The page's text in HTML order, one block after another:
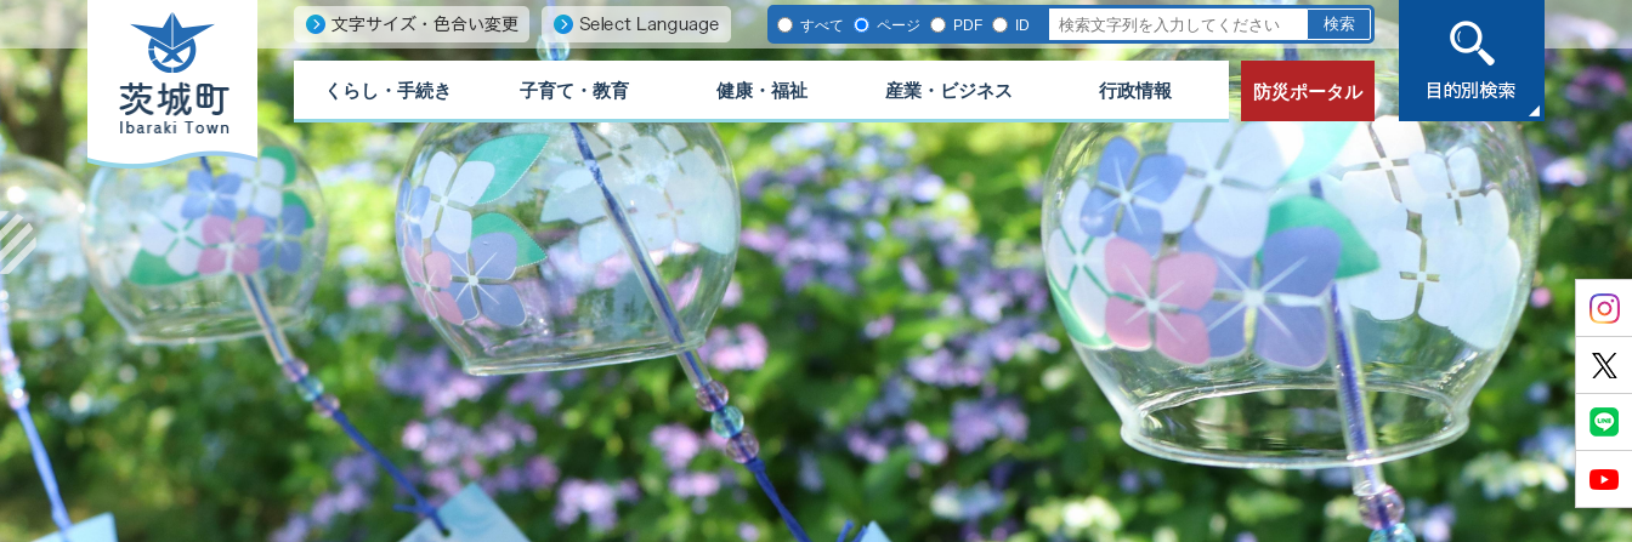
すべて ページ PDF ID
くらし・手続き 子育て・教育 健康・福祉 産業・ビジネス 行政情報 防災ポータル